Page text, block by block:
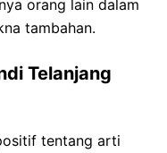
orang lain dalam
tambahan.
Telanjang
tentang arti